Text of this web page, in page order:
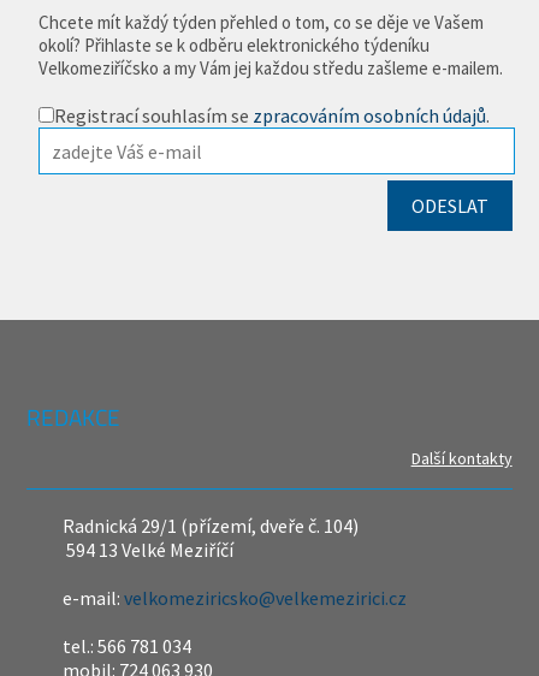
Chcete mít každý týden přehled o tom, co se děje ve Vašem
okolí? Přihlaste se k odběru elektronického týdeníku
Velkomeziříčsko a my Vám jej každou středu zašleme e-mailem.
Registrací souhlasím se zpracováním osobních údajů.
REDAKCE
Další kontakty
Radnická 29/1 (přízemí, dveře č. 104)
594 13 Velké Meziříčí
e-mail:velkomeziricsko@velkemezirici.cz
tel.: 566 781 034
mobil: 724 063 930